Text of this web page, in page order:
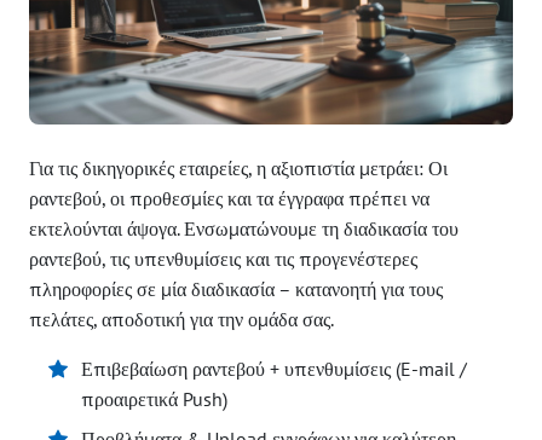
Για τις δικηγορικές εταιρείες, η αξιοπιστία μετράει: Οι
ραντεβού, οι προθεσμίες και τα έγγραφα πρέπει να
εκτελούνται άψογα. Ενσωματώνουμε τη διαδικασία του
ραντεβού, τις υπενθυμίσεις και τις προγενέστερες
πληροφορίες σε μία διαδικασία – κατανοητή για τους
πελάτες, αποδοτική για την ομάδα σας.
Επιβεβαίωση ραντεβού + υπενθυμίσεις (E-mail /
προαιρετικά Push)